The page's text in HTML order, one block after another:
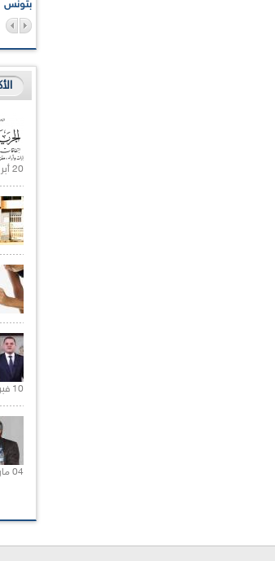
بتونس
20 أبريل 2021 |
10 فبراير 2021 |
04 مارس 2020 |